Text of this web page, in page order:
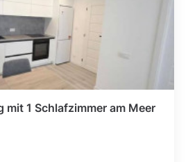
mit 1 Schlafzimmer am Meer